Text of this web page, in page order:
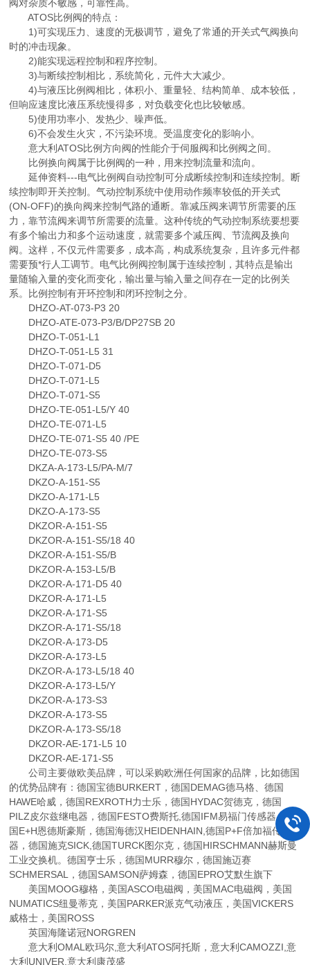
阀对杂质不敏感，可靠性高。
ATOS比例阀的特点：
1)可实现压力、速度的无极调节，避免了常通的开关式气阀换向
时的冲击现象。
2)能实现远程控制和程序控制。
3)与断续控制相比，系统简化，元件大大减少。
4)与液压比例阀相比，体积小、重量轻、结构简单、成本较低，
但响应速度比液压系统慢得多，对负载变化也比较敏感。
5)使用功率小、发热少、噪声低。
6)不会发生火灾，不污染环境。受温度变化的影响小。
意大利ATOS比例方向阀的性能介于伺服阀和比例阀之间。
比例换向阀属于比例阀的一种，用来控制流量和流向。
延伸资料---电气比例阀自动控制可分成断续控制和连续控制。断
续控制即开关控制。气动控制系统中使用动作频率较低的开关式
(ON-OFF)的换向阀来控制气路的通断。靠减压阀来调节所需要的压
力，靠节流阀来调节所需要的流量。这种传统的气动控制系统要想要
有多个输出力和多个运动速度，就需要多个减压阀、节流阀及换向
阀。这样，不仅元件需要多，成本高，构成系统复杂，且许多元件都
需要预*行人工调节。电气比例阀控制属于连续控制，其特点是输出
量随输入量的变化而变化，输出量与输入量之间存在一定的比例关
系。比例控制有开环控制和闭环控制之分。
DHZO-AT-073-P3 20
DHZO-ATE-073-P3/B/DP27SB 20
DHZO-T-051-L1
DHZO-T-051-L5 31
DHZO-T-071-D5
DHZO-T-071-L5
DHZO-T-071-S5
DHZO-TE-051-L5/Y 40
DHZO-TE-071-L5
DHZO-TE-071-S5 40 /PE
DHZO-TE-073-S5
DKZA-A-173-L5/PA-M/7
DKZO-A-151-S5
DKZO-A-171-L5
DKZO-A-173-S5
DKZOR-A-151-S5
DKZOR-A-151-S5/18 40
DKZOR-A-151-S5/B
DKZOR-A-153-L5/B
DKZOR-A-171-D5 40
DKZOR-A-171-L5
DKZOR-A-171-S5
DKZOR-A-171-S5/18
DKZOR-A-173-D5
DKZOR-A-173-L5
DKZOR-A-173-L5/18 40
DKZOR-A-173-L5/Y
DKZOR-A-173-S3
DKZOR-A-173-S5
DKZOR-A-173-S5/18
DKZOR-AE-171-L5 10
DKZOR-AE-171-S5
公司主要做欧美品牌，可以采购欧洲任何国家的品牌，比如德国
的优势品牌有：德国宝德BURKERT，德国DEMAG德马格、德国
HAWE哈威，德国REXROTH力士乐，德国HYDAC贺德克，德国
PILZ皮尔兹继电器，德国FESTO费斯托,德国IFM易福门传感器，德
国E+H恩德斯豪斯，德国海德汉HEIDENHAIN,德国P+F倍加福传感
器，德国施克SICK,德国TURCK图尔克，德国HIRSCHMANN赫斯曼
工业交换机。德国亨士乐，德国MURR穆尔，德国施迈赛
SCHMERSAL，德国SAMSON萨姆森，德国EPRO艾默生旗下
美国MOOG穆格，美国ASCO电磁阀，美国MAC电磁阀，美国
NUMATICS纽曼蒂克，美国PARKER派克气动液压，美国VICKERS
威格士，美国ROSS
英国海隆诺冠NORGREN
意大利OMAL欧玛尔,意大利ATOS阿托斯，意大利CAMOZZI,意
大利UNIVER,意大利康茂盛